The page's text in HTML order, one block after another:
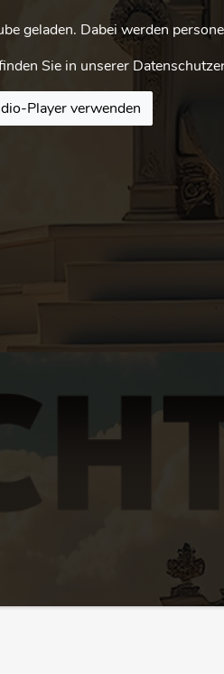
geladen. Dabei werden
Sie in unserer
Player verwenden